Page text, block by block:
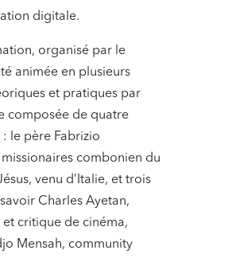
digitale.
organisé par le
animée en plusieurs
et pratiques par
composée de quatre
: le père Fabrizio
combonien du
venu d’Italie, et trois
Charles Ayetan,
et critique de cinéma,
Mensah, community